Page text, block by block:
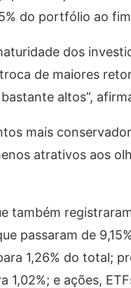
do portfólio ao
dos
de maiores
altos”,
mais
atrativos aos
também
passaram de
1,26% do total;
1,02%; e ações,